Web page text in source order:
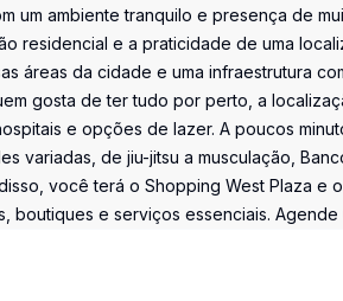
um ambiente tranquilo e presença de
residencial e a praticidade de uma
áreas da cidade e uma infraestrutura
gosta de ter tudo por perto, a
e opções de lazer. A poucos
variadas, de jiu-jitsu a musculação,
você terá o Shopping West Plaza
e serviços essenciais. Agende